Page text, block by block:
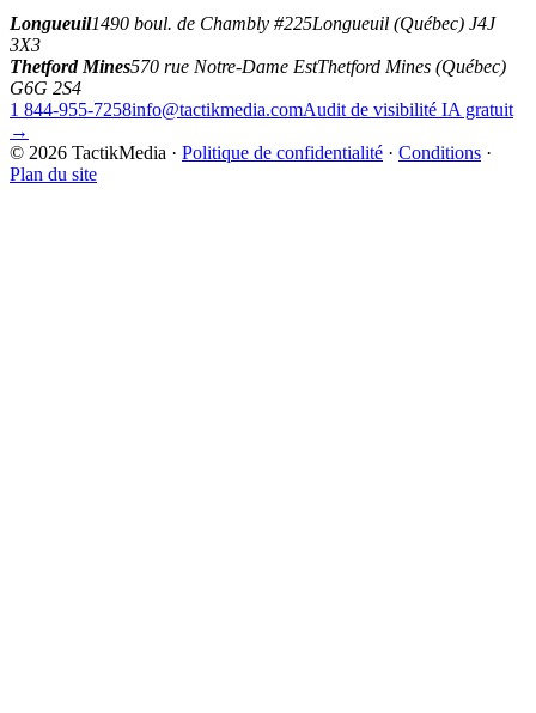
Longueuil1490 boul. de Chambly #225Longueuil (Québec) J4J
3X3
Thetford Mines570 rue Notre-Dame EstThetford Mines (Québec)
G6G 2S4
1 844-955-7258info@tactikmedia.comAudit de visibilité IA gratuit
→
© 2026 TactikMedia · Politique de confidentialité · Conditions ·
Plan du site